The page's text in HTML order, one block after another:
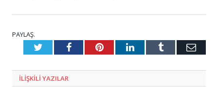
PAYLAŞ.
TwitterFacebookPinterestLinkedInTumblr E-
ILIŞKILI YAZILAR